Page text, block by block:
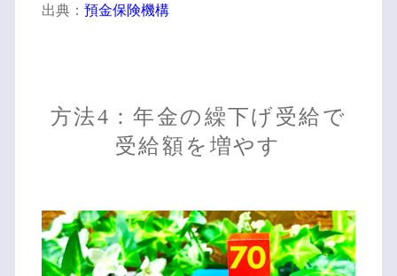
出典： 預金保険機構
方法4：年金の繰下げ受給で
受給額を増やす